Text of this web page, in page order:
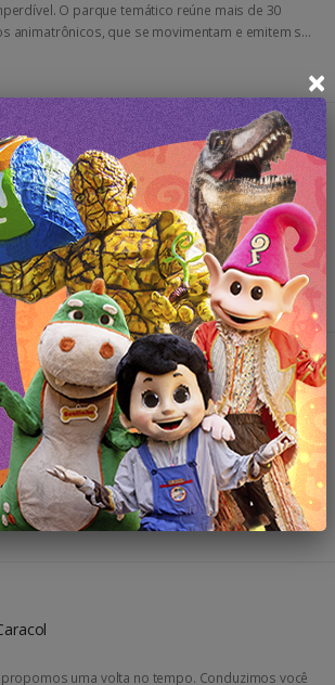
O parque temático reúne mais de 30
animatrônicos, que se movimentam e emitem s...
Almoço e Transporte
história a ser vivida!Descubra o Encanto de
+ TransporteExplore a fundo a beleza de
Linha Bella, uma experiência turística qu...
Rio Grande do Sul, o Parque do Caracol é um
Com 25,10 hectares de área, o parque abriga
do Brasil: a Cascata do Caracol...
uma volta no tempo. Conduzimos você
×